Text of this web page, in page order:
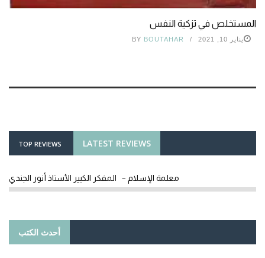
المستخلص في تزكية النفس
يناير 10, 2021 BY BOUTAHAR
LATEST REVIEWS
TOP REVIEWS
معلمة الإسلام – المفكر الكبير الأستاذ أنور الجندي
أحدث الكتب